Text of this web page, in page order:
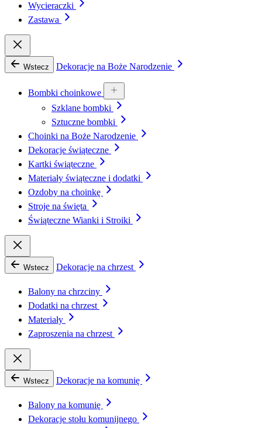
Wycieraczki
Zastawa
Wstecz Dekoracje na Boże Narodzenie
Bombki choinkowe
Szklane bombki
Sztuczne bombki
Choinki na Boże Narodzenie
Dekoracje świąteczne
Kartki świąteczne
Materiały świąteczne i dodatki
Ozdoby na choinkę
Stroje na święta
Świąteczne Wianki i Stroiki
Wstecz Dekoracje na chrzest
Balony na chrzciny
Dodatki na chrzest
Materiały
Zaproszenia na chrzest
Wstecz Dekoracje na komunię
Balony na komunię
Dekoracje stołu komunijnego